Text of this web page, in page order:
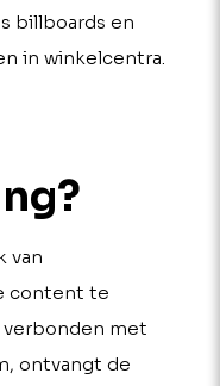
billboards en
in winkelcentra.
van
content te
verbonden met
ontvangt de